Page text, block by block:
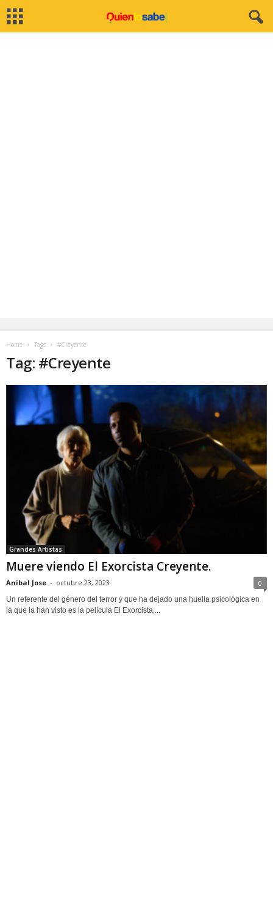
Home Tags #Creyente
Tag: #Creyente
Grandes Artistas
Muere viendo El Exorcista Creyente.
Anibal Jose - octubre 23, 2023 0
Un referente del género del terror y que ha dejado una huella psicológica en
la que la han visto es la película El Exorcista,...